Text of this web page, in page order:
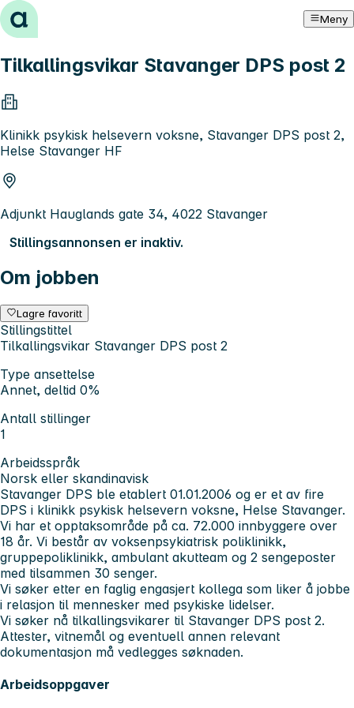
Hopp til innhold Meny
Tilkallingsvikar Stavanger DPS post 2
Klinikk psykisk helsevern voksne, Stavanger DPS post 2,
Helse Stavanger HF
Adjunkt Hauglands gate 34, 4022 Stavanger
Stillingsannonsen er inaktiv.
Om jobben
Lagre favoritt
Stillingstittel
Tilkallingsvikar Stavanger DPS post 2
Type ansettelse
Annet, deltid 0%
Antall stillinger
1
Arbeidsspråk
Norsk eller skandinavisk
Stavanger DPS ble etablert 01.01.2006 og er et av fire
DPS i klinikk psykisk helsevern voksne, Helse Stavanger.
Vi har et opptaksområde på ca. 72.000 innbyggere over
18 år. Vi består av voksenpsykiatrisk poliklinikk,
gruppepoliklinikk, ambulant akutteam og 2 sengeposter
med tilsammen 30 senger.
Vi søker etter en faglig engasjert kollega som liker å jobbe
i relasjon til mennesker med psykiske lidelser.
Vi søker nå tilkallingsvikarer til Stavanger DPS post 2.
Attester, vitnemål og eventuell annen relevant
dokumentasjon må vedlegges søknaden.
Arbeidsoppgaver